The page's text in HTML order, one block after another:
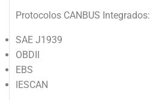
Protocolos CANBUS Integrados:
SAE J1939
OBDII
EBS
IESCAN